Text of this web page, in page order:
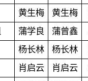
黄生梅 黄生梅
蒲学良 蒲曾鑫
杨长林 杨长林
肖启云 肖启云